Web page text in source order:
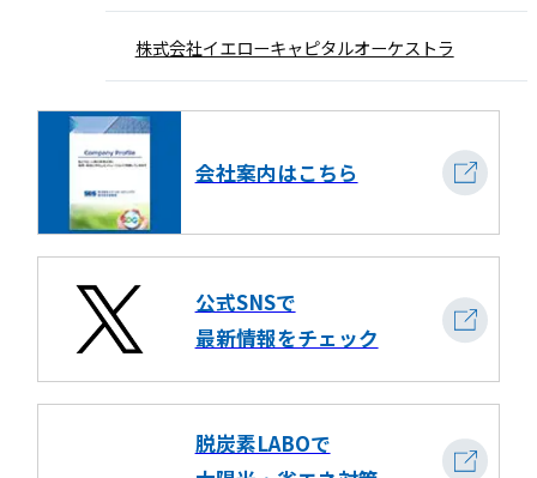
株式会社イエローキャピタルオーケストラ
会社案内はこちら
公式SNSで
最新情報をチェック
脱炭素LABOで